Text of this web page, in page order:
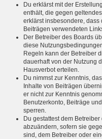
Du erklärst mit der
enthält, die gegen
erklärst insbesondere, dass
Beiträgen verwendeten
Der Betreiber des Boards
diese
Regeln kann der Betreiber
dauerhaft von der Nutzung
Hausverbot erteilen.
Du nimmst zur Kenntnis,
Inhalte von Beiträgen
er nicht zur Kenntnis
Benutzerkonto, Beiträge
sperren.
Du gestattest dem
abzuändern, sofern sie
sind, dem Betreiber oder